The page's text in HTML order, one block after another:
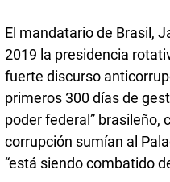
El mandatario de Brasil,
2019 la presidencia
fuerte discurso
primeros 300 días de
poder federal” brasileño,
corrupción sumían al
“está siendo combatido